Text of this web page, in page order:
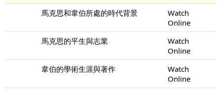
馬克思和韋伯所處的時代背景
Watch
Online
馬克思的平生與志業
Watch
Online
韋伯的學術生涯與著作
Watch
Online